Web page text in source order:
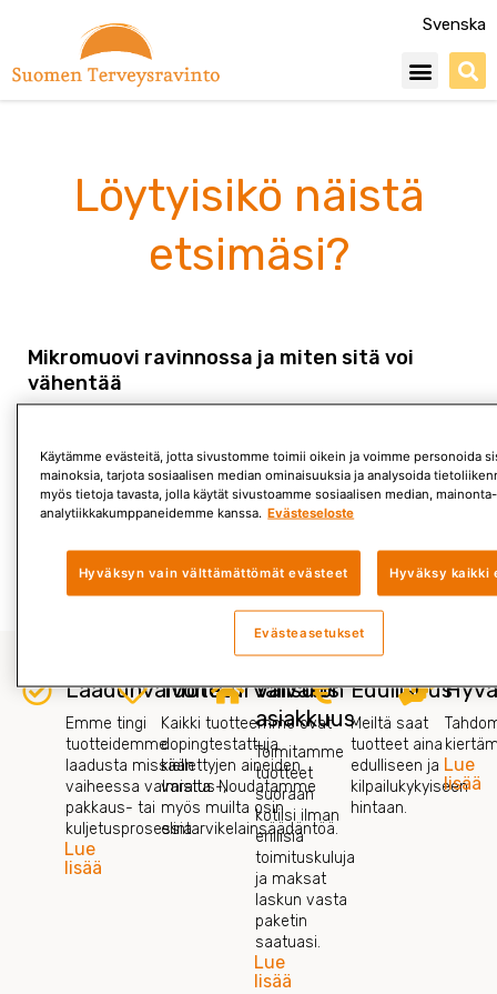
Svenska
Menu
Löytyisikö näistä
etsimäsi?
Mikromuovi ravinnossa ja miten sitä voi
vähentää
läpimitaltaan 1 mikrometristä 5 millimetriin kokoiset
muovihiukkaset. Usein mikromuoveiksi luetaan myös noin
virusten
Lue lisää »
Laadunvalvonta
Emme tingi
tuotteidemme
laadusta missään
vaiheessa valmistus-,
pakkaus- tai
kuljetusprosessia.
Lue
lisää
Tuoteturvallisuus
Kaikki tuotteemme ovat
dopingtestattuja
kiellettyjen aineiden
varalta. Noudatamme
myös muilta osin
elintarvikelainsäädäntöä.
Vaivaton
asiakkuus
Toimitamme
tuotteet
suoraan
kotiisi ilman
erillisiä
toimituskuluja
ja maksat
laskun vasta
paketin
saatuasi.
Lue
lisää
Edullisuus
Meiltä saat
tuotteet aina
edulliseen ja
kilpailukykyiseen
hintaan.
Lue
lisää
Käytämme evästeitä, jotta sivustomme toimii oikein ja voimme personoida
mainoksia, tarjota sosiaalisen median ominaisuuksia ja analysoida
myös tietoja tavasta, jolla käytät sivustoamme sosiaalisen median,
analytiikkakumppaneidemme kanssa. Evästeseloste
Hyväksyn vain välttämättömät evästeet Hyväksy kaikki
Evästeasetukset